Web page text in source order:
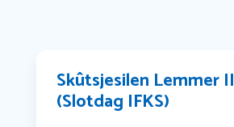
Skûtsjesilen Lemmer II
(Slotdag IFKS)